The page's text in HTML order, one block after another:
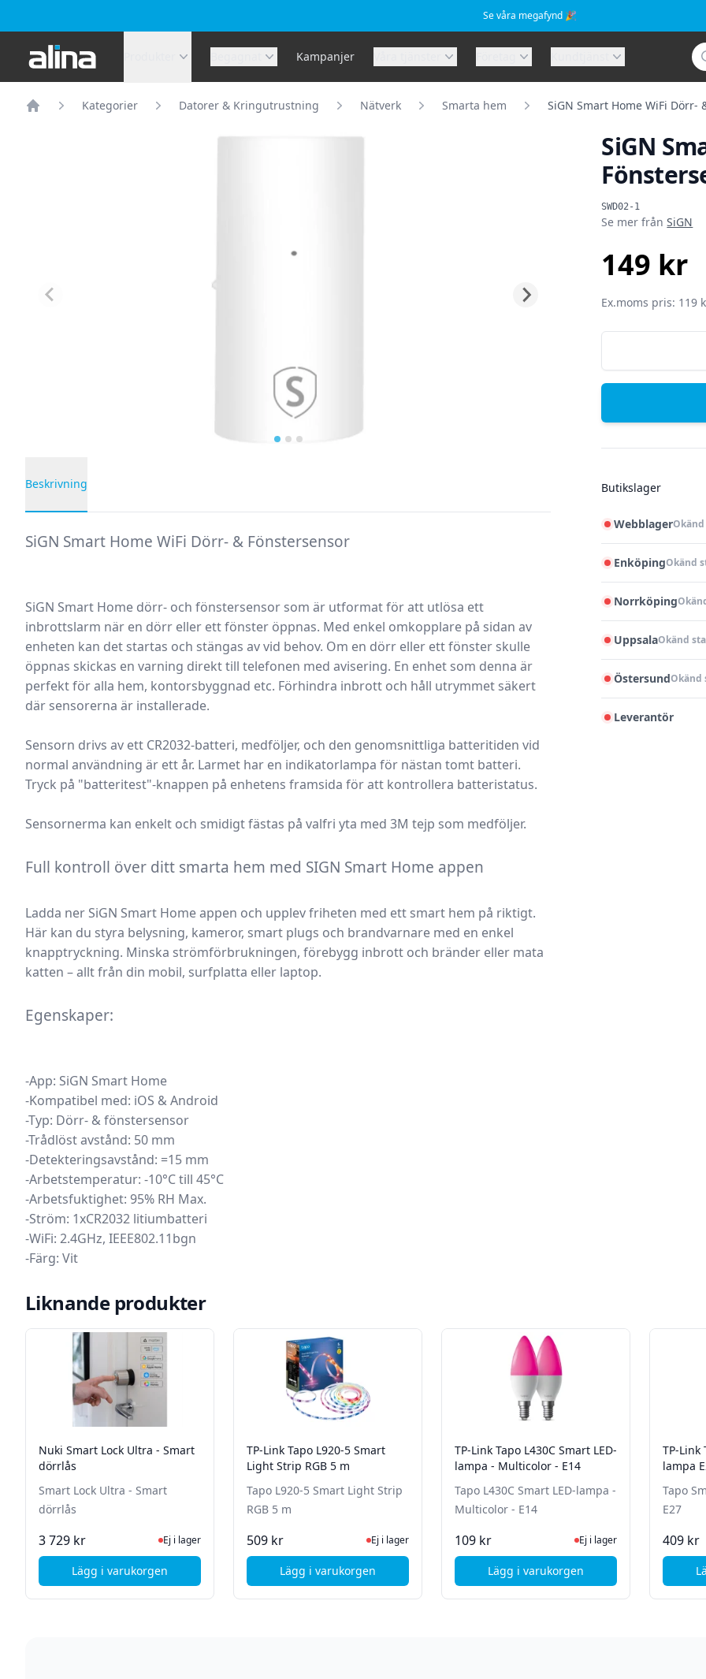
Se våra megafynd 🎉
Alina.se Kampanjer
Kategorier Datorer & Kringutrustning Nätverk Smarta hem SiGN Smart Home WiFi Dörr-
SiGN
SWD02-1
Se mer frånSiGN
149 kr
Ex.moms pris: 119
Butikslager
Webblager
EnköpingOkänd
Norrköping
UppsalaOkänd
ÖstersundOkänd
Leverantör
Beskrivning
SiGN Smart Home WiFi Dörr- & Fönstersensor
SiGN Smart Home dörr- och fönstersensor som är utformat för att utlösa ett
inbrottslarm när en dörr eller ett fönster öppnas. Med enkel omkopplare på sidan av
enheten kan det startas och stängas av vid behov. Om en dörr eller ett fönster skulle
öppnas skickas en varning direkt till telefonen med avisering. En enhet som denna är
perfekt för alla hem, kontorsbyggnad etc. Förhindra inbrott och håll utrymmet säkert
där sensorerna är installerade.
Sensorn drivs av ett CR2032-batteri, medföljer, och den genomsnittliga batteritiden vid
normal användning är ett år. Larmet har en indikatorlampa för nästan tomt batteri.
Tryck på "batteritest"-knappen på enhetens framsida för att kontrollera batteristatus.
Sensornerma kan enkelt och smidigt fästas på valfri yta med 3M tejp som medföljer.
Full kontroll över ditt smarta hem med SIGN Smart Home appen
Ladda ner SiGN Smart Home appen och upplev friheten med ett smart hem på riktigt.
Här kan du styra belysning, kameror, smart plugs och brandvarnare med en enkel
knapptryckning. Minska strömförbrukningen, förebygg inbrott och bränder eller mata
katten – allt från din mobil, surfplatta eller laptop.
Egenskaper:
-App: SiGN Smart Home
-Kompatibel med: iOS & Android
-Typ: Dörr- & fönstersensor
-Trådlöst avstånd: 50 mm
-Detekteringsavstånd: =15 mm
-Arbetstemperatur: -10°C till 45°C
-Arbetsfuktighet: 95% RH Max.
-Ström: 1xCR2032 litiumbatteri
-WiFi: 2.4GHz, IEEE802.11bgn
-Färg: Vit
Liknande produkter
Nuki Smart Lock Ultra - Smart
dörrlås
Smart Lock Ultra - Smart
dörrlås
3 729 kr Ej i lager, besök produktsidan för senaste status
Ej i lager
Lägg i varukorgen, Nuki Smart Lock Ultra - Smart dörrlås
TP-Link Tapo L920-5 Smart
Light Strip RGB 5 m
Tapo L920-5 Smart Light Strip
RGB 5 m
509 kr Ej i lager, besök produktsidan för senaste status
Ej i lager
Lägg i varukorgen, TP-Link Tapo L920-5 Smart Light Strip RGB 5 m
TP-Link Tapo L430C Smart LED-
lampa - Multicolor - E14
Tapo L430C Smart LED-lampa -
Multicolor - E14
109 kr Ej i lager, besök
Ej i lager
Lägg i varukorgen, TP-Link Tapo L430C Smart
TP-Link
lampa
Tapo
E27
409 kr